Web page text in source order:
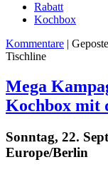
Rabatt
Kochbox
Kommentare |
Tischline
Mega
Kochbox mit
Sonntag, 22.
Europe/Berlin